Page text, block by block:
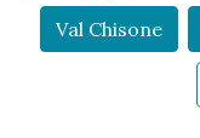
Val Chisone